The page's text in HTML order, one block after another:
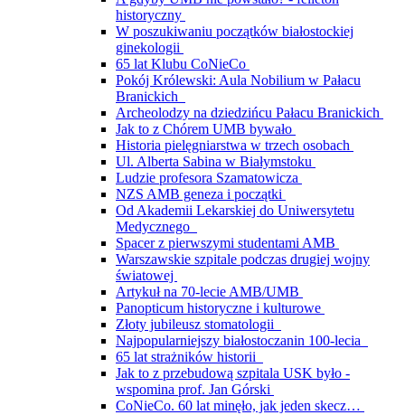
historyczny
W poszukiwaniu początków białostockiej
ginekologii
65 lat Klubu CoNieCo
Pokój Królewski: Aula Nobilium w Pałacu
Branickich
Archeolodzy na dziedzińcu Pałacu Branickich
Jak to z Chórem UMB bywało
Historia pielęgniarstwa w trzech osobach
Ul. Alberta Sabina w Białymstoku
Ludzie profesora Szamatowicza
NZS AMB geneza i początki
Od Akademii Lekarskiej do Uniwersytetu
Medycznego
Spacer z pierwszymi studentami AMB
Warszawskie szpitale podczas drugiej wojny
światowej
Artykuł na 70-lecie AMB/UMB
Panopticum historyczne i kulturowe
Złoty jubileusz stomatologii
Najpopularniejszy białostoczanin 100-lecia
65 lat strażników historii
Jak to z przebudową szpitala USK było -
wspomina prof. Jan Górski
CoNieCo. 60 lat minęło, jak jeden skecz…